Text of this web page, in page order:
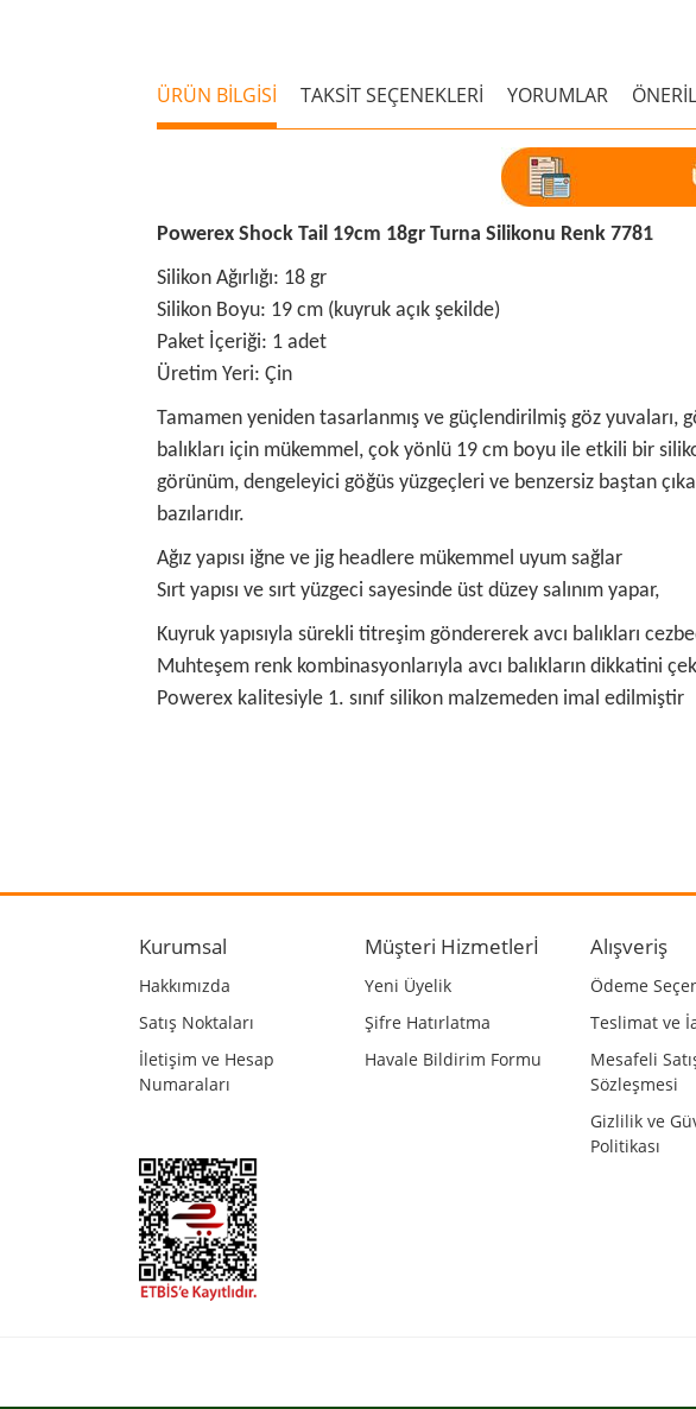
ÜRÜN BİLGİSİ TAKSİT SEÇENEKLERİ YORUMLAR
Powerex Shock Tail 19cm 18gr Turna Silikonu Renk 7781
Silikon Ağırlığı: 18 gr
Silikon Boyu: 19 cm (kuyruk açık şekilde)
Paket İçeriği: 1 adet
Üretim Yeri: Çin
Tamamen yeniden tasarlanmış ve güçlendirilmiş göz yuvaları,
balıkları için mükemmel, çok yönlü 19 cm boyu ile etkili bir
görünüm, dengeleyici göğüs yüzgeçleri ve benzersiz baştan
bazılarıdır.
Ağız yapısı iğne ve jig headlere mükemmel uyum sağlar
Sırt yapısı ve sırt yüzgeci sayesinde üst düzey salınım yapar,
Kuyruk yapısıyla sürekli titreşim göndererek avcı balıkları
Muhteşem renk kombinasyonlarıyla avcı balıkların dikkatini
Powerex kalitesiyle 1. sınıf silikon malzemeden imal edilmiştir
Ürün resmi kalitesiz, bozuk veya görüntülenemiyor.
Ürün bilgilerinde hatalar bulunuyor.
Ürün fiyatı diğer sitelerden daha pahalı.
Bu ürüne benzer farklı alternatifler olmalı.
Kurumsal
Hakkımızda
Satış Noktaları
İletişim ve Hesap
Numaraları
Müşteri Hizmetlerİ
Yeni Üyelik
Şifre Hatırlatma
Havale Bildirim Formu
Alışveriş
Ödeme
Teslimat ve
Mesafeli
Sözleşmesi
Gizlilik ve
Politikası